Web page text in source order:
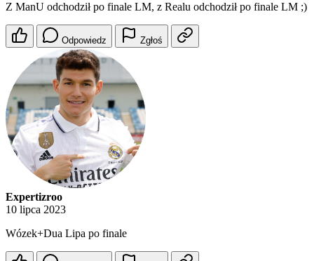
Z ManU odchodził po finale LM, z Realu odchodził po finale LM ;)
Odpowiedz Zgłoś
Expertizroo
10 lipca 2023
Wózek+Dua Lipa po finale